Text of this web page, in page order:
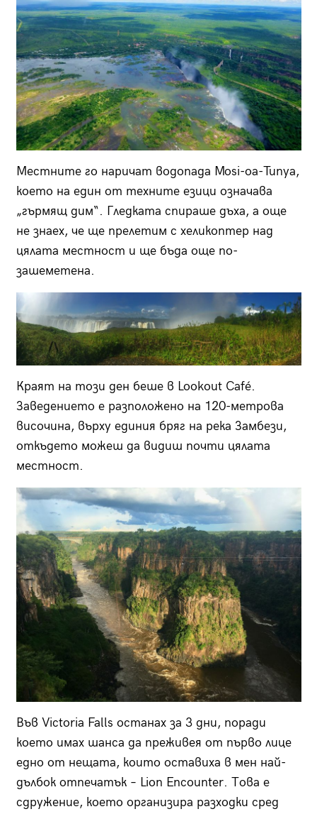
Местните го наричат водопада Mosi-oa-Tunya,
което на един от техните езици означава
„гърмящ дим“. Гледката спираше дъха, а още
не знаех, че ще прелетим с хеликоптер над
цялата местност и ще бъда още по-
зашеметена.
Краят на този ден беше в Lookout Café.
Заведението е разположено на 120-метрова
височина, върху единия бряг на река Замбези,
откъдето можеш да видиш почти цялата
местност.
Във Victoria Falls останах за 3 дни, поради
което имах шанса да преживея от първо лице
едно от нещата, които оставиха в мен най-
дълбок отпечатък – Lion Encounter. Това е
сдружение, което организира разходки сред